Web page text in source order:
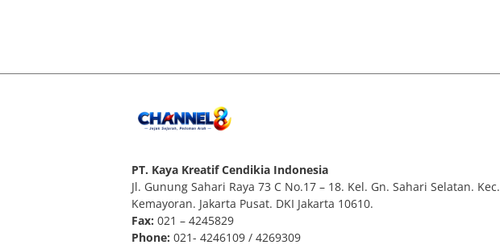
PT. Kaya Kreatif Cendikia Indonesia
Jl. Gunung Sahari Raya 73 C No.17 – 18. Kel. Gn. Sahari Selatan. Kec.
Kemayoran. Jakarta Pusat. DKI Jakarta 10610.
Fax: 021 – 4245829
Phone: 021- 4246109 / 4269309